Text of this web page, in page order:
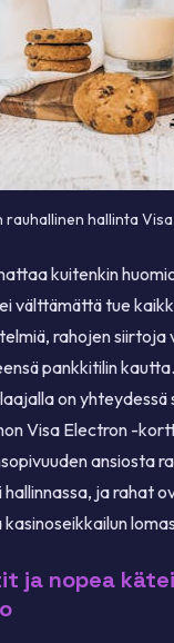
rauhallinen hallinta
kuitenkin
välttämättä tue
rahojen siirtoja
pankkitilin
on yhteydessä
Visa Electron -
ansiosta
ja rahat
ja nopea